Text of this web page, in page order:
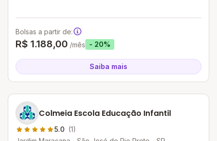
Bolsas a partir de:
R$ 1.188,00 /mês - 20%
Saiba mais
Colmeia Escola Educação Infantil
5.0 (1)